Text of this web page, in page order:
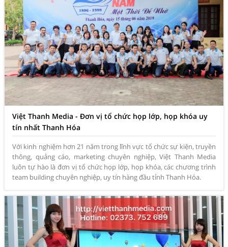
Việt Thanh Media - Đơn vị tổ chức họp lớp, họp khóa uy
tín nhất Thanh Hóa
Với kinh nghiệm hơn 21 năm trong lĩnh vực tổ chức sự kiện, truyền
thông, quảng cáo, marketing chuyên nghiệp, Việt Thanh Media
luôn tự hào là đơn vị tổ chức họp lớp, họp khóa, các chương trình
team building chuyên nghiệp, uy tín hàng đầu tỉnh Thanh Hóa.